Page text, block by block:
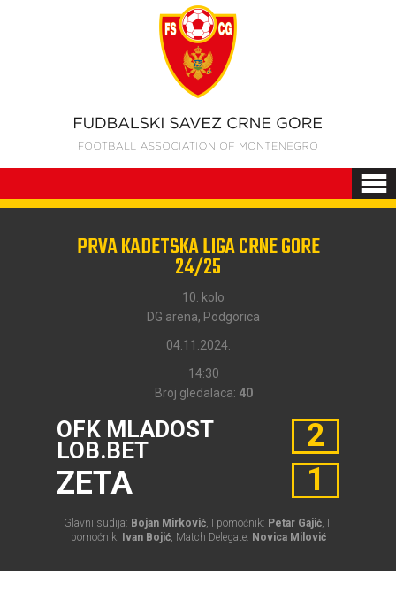
PRVA KADETSKA LIGA CRNE GORE
24/25
10. kolo
DG arena, Podgorica
04.11.2024.
14:30
Broj gledalaca: 40
OFK MLADOST
LOB.BET
ZETA
2
1
Glavni sudija: Bojan Mirković, I pomoćnik: Petar Gajić, II
pomoćnik: Ivan Bojić, Match Delegate: Novica Milović